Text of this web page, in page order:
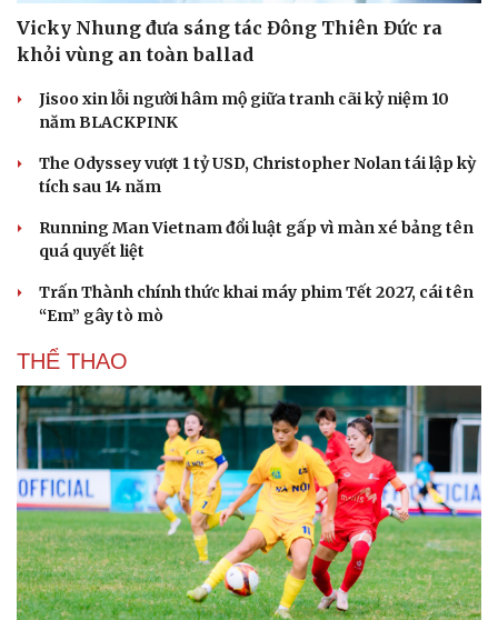
Vicky Nhung đưa sáng tác Đông Thiên Đức ra
khỏi vùng an toàn ballad
Jisoo xin lỗi người hâm mộ giữa tranh cãi kỷ niệm 10
năm BLACKPINK
The Odyssey vượt 1 tỷ USD, Christopher Nolan tái lập kỳ
tích sau 14 năm
Running Man Vietnam đổi luật gấp vì màn xé bảng tên
quá quyết liệt
Trấn Thành chính thức khai máy phim Tết 2027, cái tên
“Em” gây tò mò
THỂ THAO